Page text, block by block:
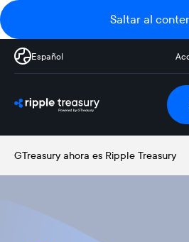
Saltar al
Español
GTreasury ahora es Ripple Treasury